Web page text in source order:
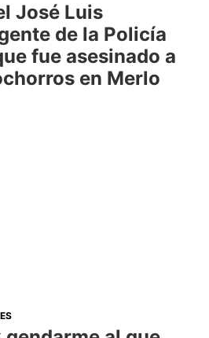
José Luis
de la Policía
fue asesinado a
en Merlo